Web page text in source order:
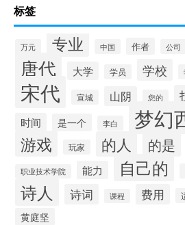
标签
万元 专业 中国 作者 公司
唐代 大学 学员 学校
宋代 宣城 山阴 您的
时间 是一个 李白 梦幻
游戏 玩家 的人 的是
职业技术学院 能力 自己的
诗人 诗词 课程 费用
黄庭坚